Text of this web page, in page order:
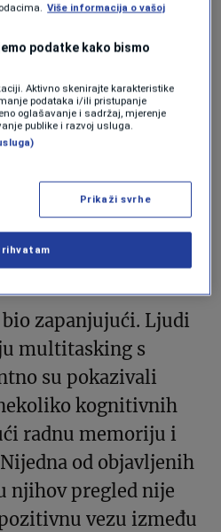
u časopisu
Academy of
sa Univerziteta
više od decenije
u medijima i
i niže
zapanjujući. Ljudi
multitasking s
su pokazivali
kognitivnih
radnu memoriju i
od objavljenih
njihov pregled nije
vezu između
Više informacija o vašoj
podatke kako bismo
Aktivno skenirajte karakteristike
podataka i/ili pristupanje
oglašavanje i sadržaj, mjerenje
publike i razvoj usluga.
Prikaži svrhe